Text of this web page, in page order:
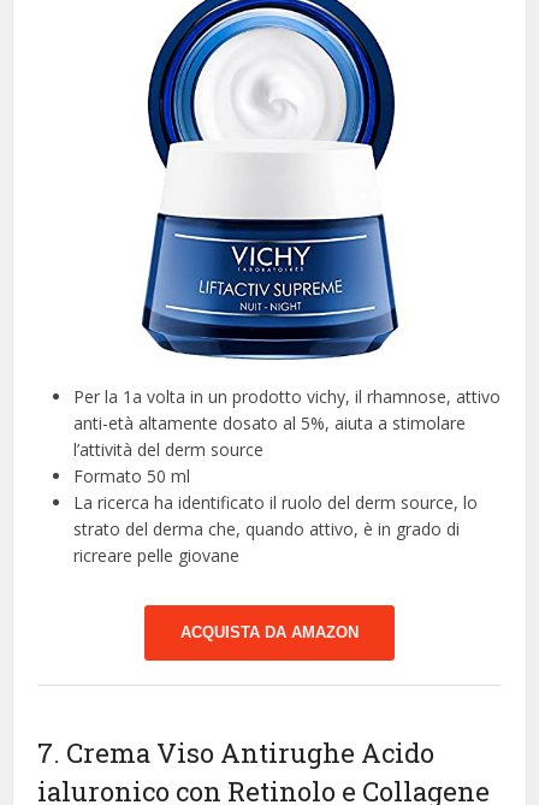
Per la 1a volta in un prodotto vichy, il rhamnose, attivo
anti-età altamente dosato al 5%, aiuta a stimolare
l’attività del derm source
Formato 50 ml
La ricerca ha identificato il ruolo del derm source, lo
strato del derma che, quando attivo, è in grado di
ricreare pelle giovane
ACQUISTA DA AMAZON
7. Crema Viso Antirughe Acido
ialuronico con Retinolo e Collagene